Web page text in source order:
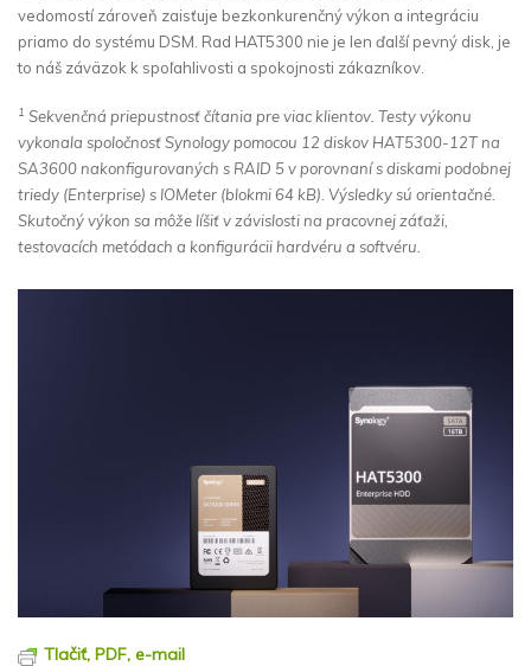
vedomostí zároveň zaisťuje bezkonkurenčný výkon a integráciu
priamo do systému DSM. Rad HAT5300 nie je len ďalší pevný disk, je
to náš záväzok k spoľahlivosti a spokojnosti zákazníkov.
1 Sekvenčná priepustnosť čítania pre viac klientov. Testy výkonu
vykonala spoločnosť Synology pomocou 12 diskov HAT5300-12T na
SA3600 nakonfigurovaných s RAID 5 v porovnaní s diskami podobnej
triedy (Enterprise) s IOMeter (blokmi 64 kB). Výsledky sú orientačné.
Skutočný výkon sa môže líšiť v závislosti na pracovnej záťaži,
testovacích metódach a konfigurácii hardvéru a softvéru.
Tlačiť, PDF, e-mail